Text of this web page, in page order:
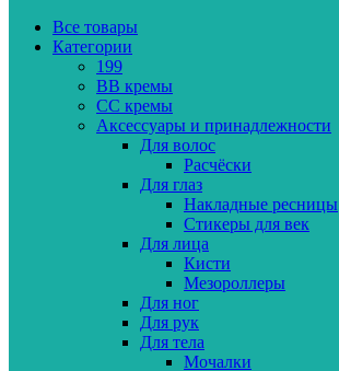
Все товары
Категории
199
BB кремы
CC кремы
Аксессуары и принадлежности
Для волос
Расчёски
Для глаз
Накладные ресницы
Стикеры для век
Для лица
Кисти
Мезороллеры
Для ног
Для рук
Для тела
Мочалки